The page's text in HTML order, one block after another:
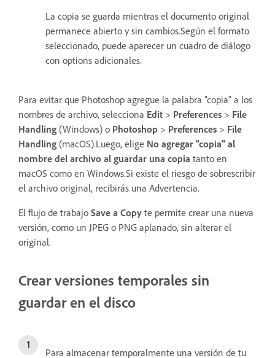
La copia se guarda mientras el documento original
permanece abierto y sin cambios.Según el formato
seleccionado, puede aparecer un cuadro de diálogo
con options adicionales.
Para evitar que Photoshop agregue la palabra "copia" a los
nombres de archivo, selecciona Edit > Preferences > File
Handling (Windows) o Photoshop > Preferences > File
Handling (macOS).Luego, elige No agregar "copia" al
nombre del archivo al guardar una copia tanto en
macOS como en Windows.Si existe el riesgo de sobrescribir
el archivo original, recibirás una Advertencia.
El flujo de trabajo Save a Copy te permite crear una nueva
versión, como un JPEG o PNG aplanado, sin alterar el
original.
Crear versiones temporales sin
guardar en el disco
Para almacenar temporalmente una versión de tu